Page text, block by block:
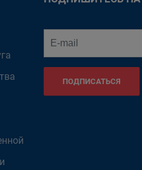
ПОДПИСАТЬСЯ